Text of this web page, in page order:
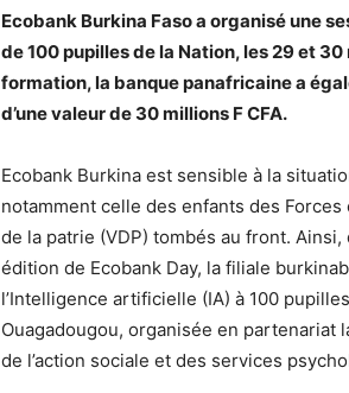
Ecobank Burkina Faso a organisé une
de 100 pupilles de la Nation, les 29 et
formation, la banque panafricaine a
d’une valeur de 30 millions F CFA.
Ecobank Burkina est sensible à la
notamment celle des enfants des
de la patrie (VDP) tombés au front.
édition de Ecobank Day, la filiale
l’Intelligence artificielle (IA) à 100
Ouagadougou, organisée en partenariat
de l’action sociale et des services